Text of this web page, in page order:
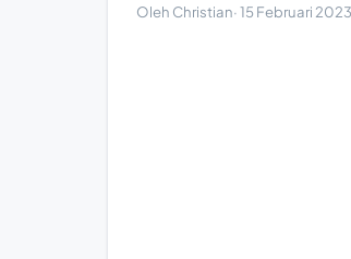
Oleh Christian·15 Februari 2023